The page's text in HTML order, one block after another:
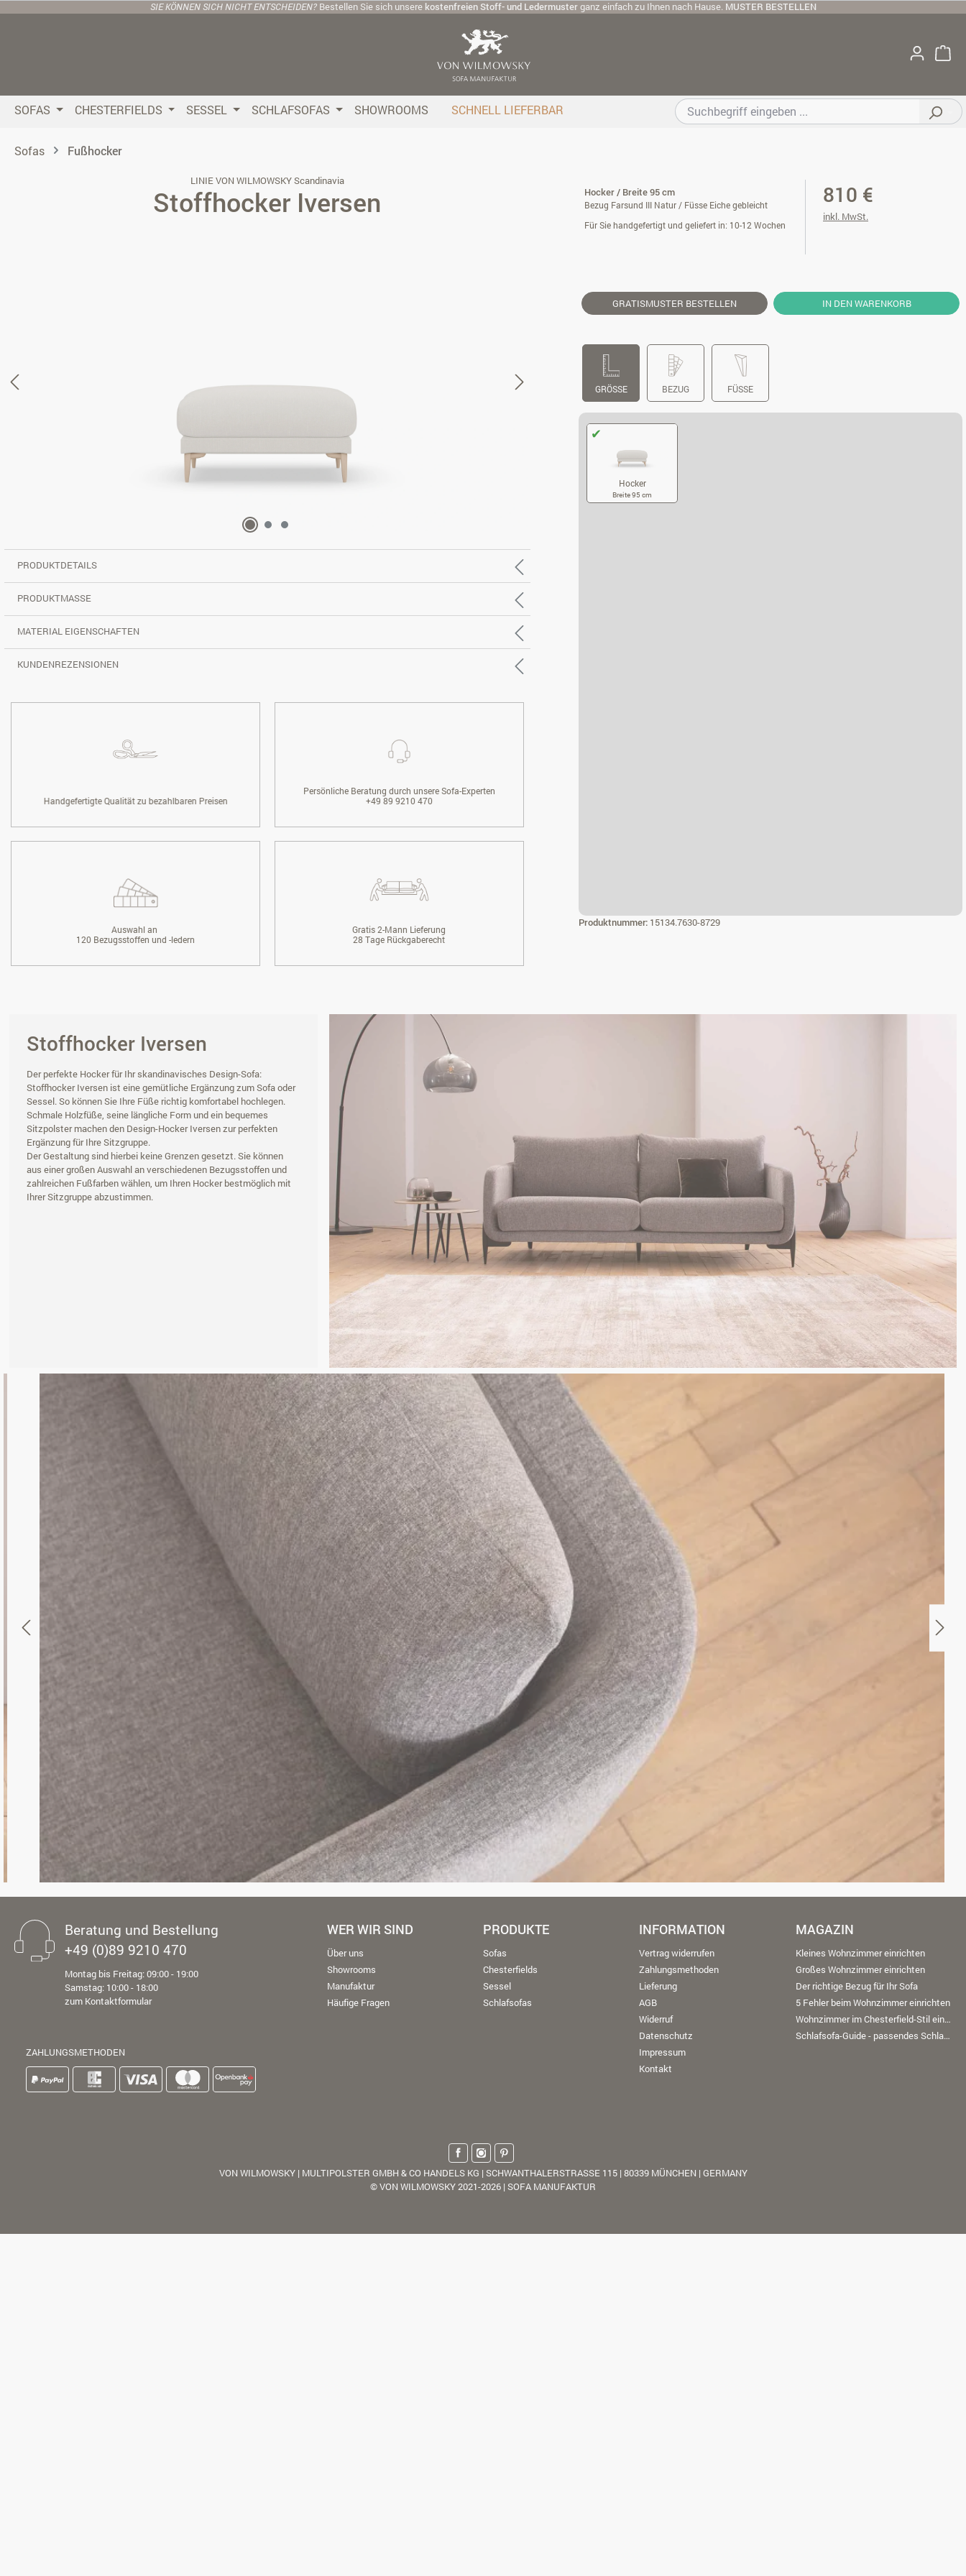
Hauptinhalt springen
Zur Suche springen
Zur Hauptnavigation springen
SIE KÖNNEN SICH NICHT ENTSCHEIDEN? Bestellen Sie sich unsere kostenfreien Stoff- und Ledermusterganz einfach zu Ihnen nach Hause. MUSTER BESTELLEN
SOFAS CHESTERFIELDS SESSEL SCHLAFSOFAS SHOWROOMS SCHNELL LIEFERBAR
Sofas Fußhocker
LINIE VON WILMOWSKY Scandinavia
Stoffhocker Iversen Hocker / Breite 95 cm
Bezug Farsund III Natur / Füsse Eiche gebleicht
Für Sie handgefertigt und geliefert in: 10-12 Wochen
810 €
inkl. MwSt.
GRATISMUSTER BESTELLEN IN DEN WARENKORB
GRÖSSE BEZUG FÜSSE
Hocker
Breite 95 cm
Produktnummer: 15134.7630-8729
PRODUKTDETAILS
PRODUKTMASSE
MATERIAL EIGENSCHAFTEN
KUNDENREZENSIONEN
Handgefertigte Qualität zu bezahlbaren Preisen
Persönliche Beratung durch unsere Sofa-Experten
+49 89 9210 470
Auswahl an
120 Bezugsstoffen und -ledern
Gratis 2-Mann Lieferung
28 Tage Rückgaberecht
Stoffhocker Iversen
Der perfekte Hocker für Ihr skandinavisches Design-Sofa:
Stoffhocker Iversen ist eine gemütliche Ergänzung zum Sofa oder
Sessel. So können Sie Ihre Füße richtig komfortabel hochlegen.
Schmale Holzfüße, seine längliche Form und ein bequemes
Sitzpolster machen den Design-Hocker Iversen zur perfekten
Ergänzung für Ihre Sitzgruppe.
Der Gestaltung sind hierbei keine Grenzen gesetzt. Sie können
aus einer großen Auswahl an verschiedenen Bezugsstoffen und
zahlreichen Fußfarben wählen, um Ihren Hocker bestmöglich mit
Ihrer Sitzgruppe abzustimmen.
Beratung und Bestellung
+49 (0)89 9210 470
Montag bis Freitag: 09:00 - 19:00
Samstag: 10:00 - 18:00
zum Kontaktformular
ZAHLUNGSMETHODEN
WER WIR SIND
Über uns
Showrooms
Manufaktur
Häufige Fragen
PRODUKTE
Sofas
Chesterfields
Sessel
Schlafsofas
INFORMATION
Vertrag widerrufen
Zahlungsmethoden
Lieferung
AGB
Widerruf
Datenschutz
Impressum
Kontakt
MAGAZIN
Kleines Wohnzimmer einrichten
Großes Wohnzimmer einrichten
Der richtige Bezug für Ihr Sofa
5 Fehler beim Wohnzimmer einrichten
Wohnzimmer im Chesterfield-Stil einrichten
Schlafsofa-Guide - passendes Schlafsofa finden
VON WILMOWSKY | MULTIPOLSTER GMBH & CO HANDELS KG | SCHWANTHALERSTRASSE 115 | 80339 MÜNCHEN | GERMANY
© VON WILMOWSKY 2021-2026 | SOFA MANUFAKTUR